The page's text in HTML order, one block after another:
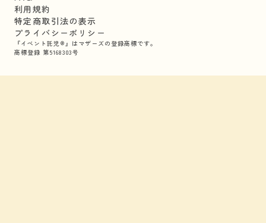
利用規約
特定商取引法の表示
プライバシーポリシー
『イベント託児®』はマザーズの登録商標です。
商標登録 第5168303号